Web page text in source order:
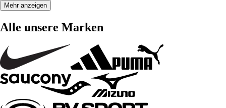
Mehr anzeigen
Alle unsere Marken